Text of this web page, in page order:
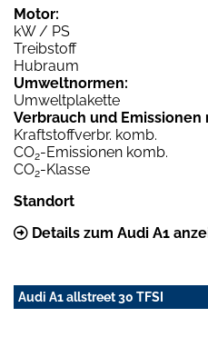
Motor:
kW / PS
Treibstoff
Hubraum
Umweltnormen:
Umweltplakette
Verbrauch und Emissionen
Kraftstoffverbr. komb.
CO2-Emissionen komb.
CO2-Klasse
Standort
Details zum Audi A1
Audi A1 allstreet 30 TFSI